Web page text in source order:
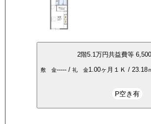
2階5.1万円共益費等
敷 金----- /礼 金1.00ヶ月 １Ｋ /23.18
P空き有